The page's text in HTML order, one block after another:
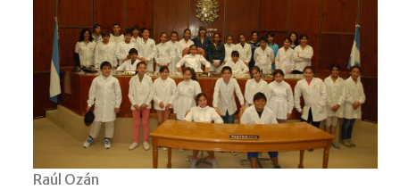
Raúl Ozán